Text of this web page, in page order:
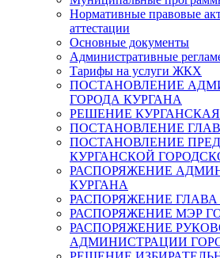
Нормативные правовые
аттестации
Основные документы
Административные
Тарифы на услуги ЖКХ
ПОСТАНОВЛЕНИЕ
ГОРОДА КУРГАНА
РЕШЕНИЕ
ПОСТАНОВЛЕНИЕ
ПОСТАНОВЛЕНИЕ
КУРГАНСКОЙ
РАСПОРЯЖЕНИЕ
КУРГАНА
РАСПОРЯЖЕНИЕ ГЛАВА
РАСПОРЯЖЕНИЕ МЭР
РАСПОРЯЖЕНИЕ
АДМИНИСТРАЦИИ